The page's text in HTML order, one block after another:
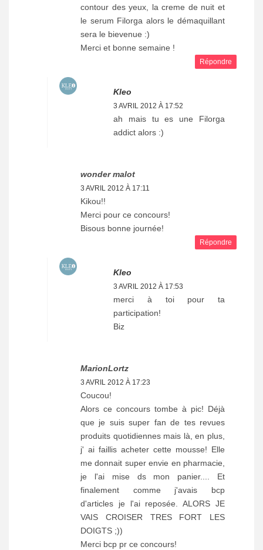
contour des yeux, la creme de nuit et
le serum Filorga alors le démaquillant
sera le bievenue :)
Merci et bonne semaine !
Répondre
Kleo
3 AVRIL 2012 À 17:52
ah mais tu es une Filorga
addict alors :)
wonder malot
3 AVRIL 2012 À 17:11
Kikou!!
Merci pour ce concours!
Bisous bonne journée!
Répondre
Kleo
3 AVRIL 2012 À 17:53
merci à toi pour ta
participation!
Biz
MarionLortz
3 AVRIL 2012 À 17:23
Coucou!
Alors ce concours tombe à pic! Déjà
que je suis super fan de tes revues
produits quotidiennes mais là, en plus,
j' ai faillis acheter cette mousse! Elle
me donnait super envie en pharmacie,
je l'ai mise ds mon panier.... Et
finalement comme j'avais bcp
d'articles je l'ai reposée. ALORS JE
VAIS CROISER TRES FORT LES
DOIGTS ;))
Merci bcp pr ce concours!